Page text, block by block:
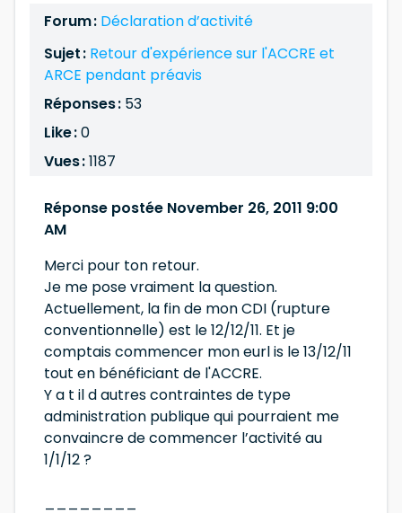
Forum : Déclaration d’activité
Sujet : Retour d'expérience sur l'ACCRE et
ARCE pendant préavis
Réponses : 53
Like :0
Vues :1187
Réponse postée November 26, 2011 9:00
AM
Merci pour ton retour.
Je me pose vraiment la question.
Actuellement, la fin de mon CDI (rupture
conventionnelle) est le 12/12/11. Et je
comptais commencer mon eurl is le 13/12/11
tout en bénéficiant de l'ACCRE.
Y a t il d autres contraintes de type
administration publique qui pourraient me
convaincre de commencer l’activité au
1/1/12 ?